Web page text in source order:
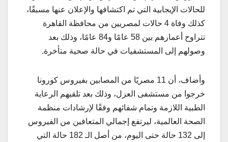
للحالات الإيجابية التي تم اكتشافها والإعلان عنها مسبقًا،
كذلك وفاة 4 حالات لمصريين من محافظة القاهرة
تتراوح أعمارهم بين 58 عامًا و84 عامًا، وذلك بعد
وصولهم إلى المستشفيات في حالة صحية متأخرة.
وأضاف، أن 11 مصريًا من المصابين بفيروس كورونا
خرجوا من مستشفى العزل، وذلك بعد تلقيهم الرعاية
الطبية اللازمة وتمام شفائهم وفقًا لإرشادات منظمة
الصحة العالمية، ليرتفع إجمالي المتعافين من الفيروس
إلى 132 حالة حتى اليوم، من أصل الـ 182 حالة التي